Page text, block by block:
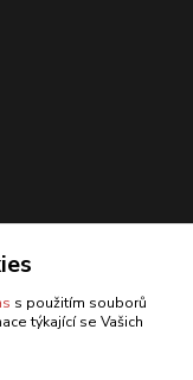
s použitím souborů
týkající se Vašich